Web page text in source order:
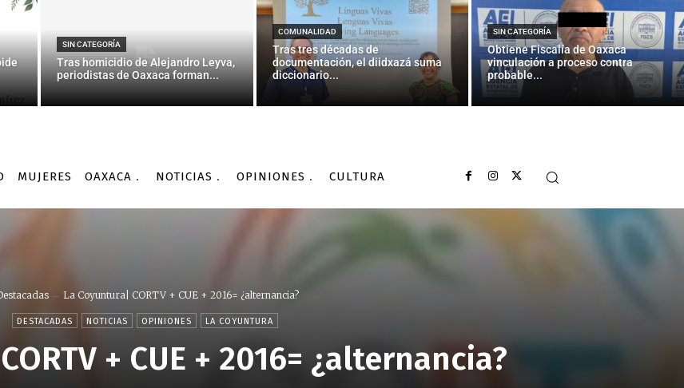
SIN CATEGORÍA
Tras homicidio de Alejandro Leyva,
periodistas de Oaxaca forman...
COMUNALIDAD
Tras tres décadas de
documentación, el diidxazá suma
diccionario...
SIN CATEGORÍA
Obtiene Fiscalía de Oaxaca
vinculación a proceso contra
probable...
MUJERES OAXACA NOTICIAS OPINIONES CULTURA
La Coyuntura| CORTV + CUE + 2016= ¿alternancia?
DESTACADAS NOTICIAS OPINIONES LA COYUNTURA
+ CUE + 2016= ¿alternancia?